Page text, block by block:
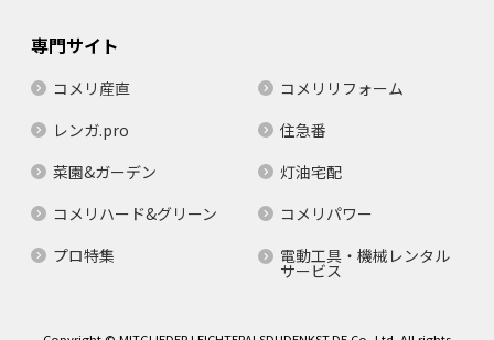
専門サイト
コメリ産直
コメリリフォーム
レンガ.pro
住急番
菜園&ガーデン
灯油宅配
コメリハード&グリーン
コメリパワー
プロ特集
電動工具・機械レンタル
サービス